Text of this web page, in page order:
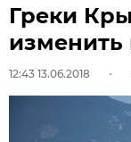
Греки
изменить
12:43 13.06.2018